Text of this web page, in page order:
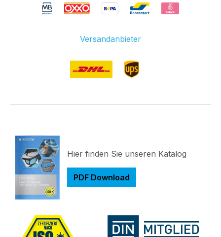
Versandanbieter
Hier finden Sie unseren Katalog
PDF Download